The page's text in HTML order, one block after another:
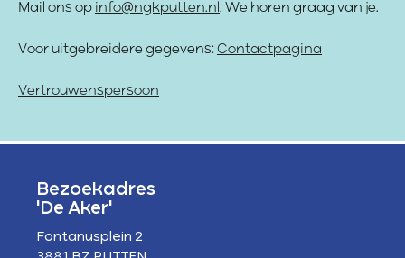
Mail ons op info@ngkputten.nl . We horen graag van je.
Voor uitgebreidere gegevens: Contactpagina
Vertrouwenspersoon
Bezoekadres
'De Aker'
Fontanusplein 2